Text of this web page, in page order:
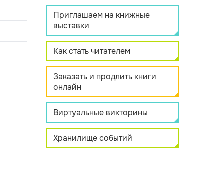
Приглашаем на книжные
выставки
Как стать читателем
Заказать и продлить книги
онлайн
Виртуальные викторины
Хранилище событий